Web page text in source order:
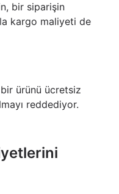
bir siparişin
kargo maliyeti de
ürünü ücretsiz
reddediyor.